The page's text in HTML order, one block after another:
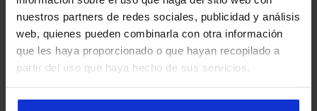
nuestros partners de redes sociales, publicidad y análisis
web, quienes pueden combinarla con otra información
que les haya proporcionado o que hayan recopilado a
partir del uso que haya hecho de sus servicios.